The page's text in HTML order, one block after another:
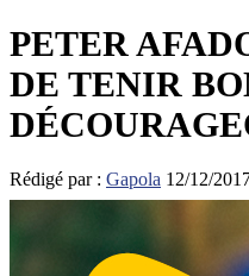
PETER
DE TENIR
Rédigé par : Gapola 12/12/